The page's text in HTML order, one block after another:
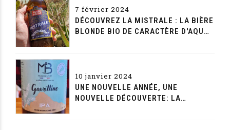
7 février 2024
DÉCOUVREZ LA MISTRALE : LA BIÈRE
BLONDE BIO DE CARACTÈRE D'AQUAE
10 janvier 2024
UNE NOUVELLE ANNÉE, UNE
NOUVELLE DÉCOUVERTE: LA